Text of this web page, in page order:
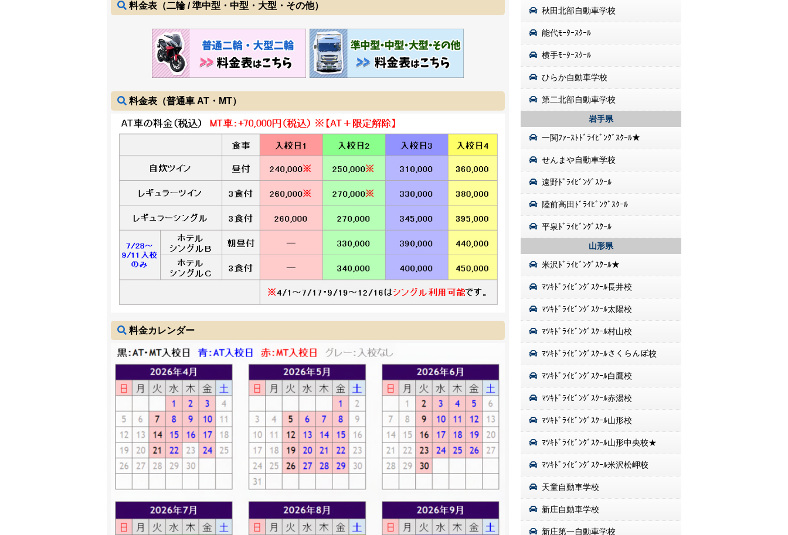
料金表（二輪 / 準中型・中型・大型・その他）
料金表（普通車 AT・MT）
料金カレンダー
秋田北部自動車学校
能代ﾓｰﾀｰｽｸｰﾙ
横手ﾓｰﾀｰｽｸｰﾙ
ひらか自動車学校
第二北部自動車学校
岩手県
一関ﾌｧｰｽﾄﾄﾞﾗｲﾋﾞﾝｸﾞｽｸｰﾙ★
せんまや自動車学校
遠野ﾄﾞﾗｲﾋﾞﾝｸﾞｽｸｰﾙ
陸前高田ﾄﾞﾗｲﾋﾞﾝｸﾞｽｸｰﾙ
平泉ﾄﾞﾗｲﾋﾞﾝｸﾞｽｸｰﾙ
山形県
米沢ﾄﾞﾗｲﾋﾞﾝｸﾞｽｸｰﾙ★
ﾏﾂｷﾄﾞﾗｲﾋﾞﾝｸﾞｽｸｰﾙ長井校
ﾏﾂｷﾄﾞﾗｲﾋﾞﾝｸﾞｽｸｰﾙ太陽校
ﾏﾂｷﾄﾞﾗｲﾋﾞﾝｸﾞｽｸｰﾙ村山校
ﾏﾂｷﾄﾞﾗｲﾋﾞﾝｸﾞｽｸｰﾙさくらんぼ校
ﾏﾂｷﾄﾞﾗｲﾋﾞﾝｸﾞｽｸｰﾙ白鷹校
ﾏﾂｷﾄﾞﾗｲﾋﾞﾝｸﾞｽｸｰﾙ赤湯校
ﾏﾂｷﾄﾞﾗｲﾋﾞﾝｸﾞｽｸｰﾙ山形校
ﾏﾂｷﾄﾞﾗｲﾋﾞﾝｸﾞｽｸｰﾙ山形中央校★
ﾏﾂｷﾄﾞﾗｲﾋﾞﾝｸﾞｽｸｰﾙ米沢松岬校
天童自動車学校
新庄自動車学校
新庄第一自動車学校